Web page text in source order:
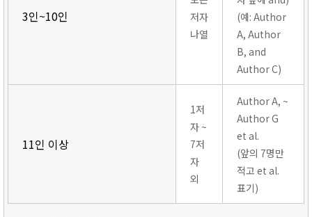
3인~10인
저자
나열
(예: Author
A, Author
B, and
Author C)
11인 이상
1저
자 ~
7저
자
외
Author A, ~
Author G
et al.
(앞의 7명만
적고 et al.
표기)